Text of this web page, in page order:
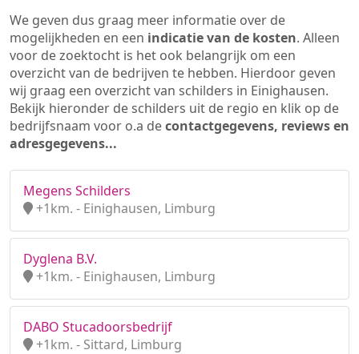
We geven dus graag meer informatie over de
mogelijkheden en een indicatie van de kosten. Alleen
voor de zoektocht is het ook belangrijk om een
overzicht van de bedrijven te hebben. Hierdoor geven
wij graag een overzicht van schilders in Einighausen.
Bekijk hieronder de schilders uit de regio en klik op de
bedrijfsnaam voor o.a decontactgegevens, reviews en
adresgegevens...
Megens Schilders
+1km. - Einighausen, Limburg
Dyglena B.V.
+1km. - Einighausen, Limburg
DABO Stucadoorsbedrijf
+1km. - Sittard, Limburg